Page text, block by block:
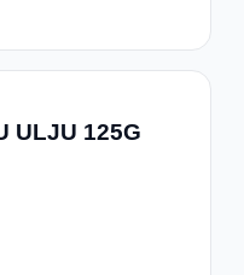
ULJU 125G